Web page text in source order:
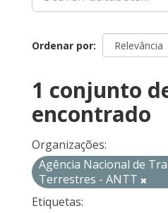
Ordenar por
1 conjunto
encontrado
Organizações:
Agência Nacional de
Terrestres - ANTT
Etiquetas: